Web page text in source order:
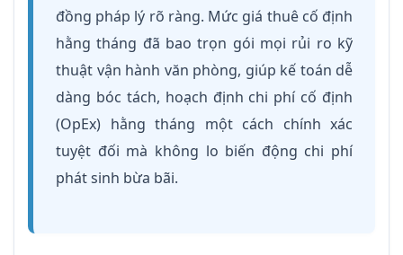
đồng pháp lý rõ ràng. Mức giá thuê cố định
hằng tháng đã bao trọn gói mọi rủi ro kỹ
thuật vận hành văn phòng, giúp kế toán dễ
dàng bóc tách, hoạch định chi phí cố định
(OpEx) hằng tháng một cách chính xác
tuyệt đối mà không lo biến động chi phí
phát sinh bừa bãi.